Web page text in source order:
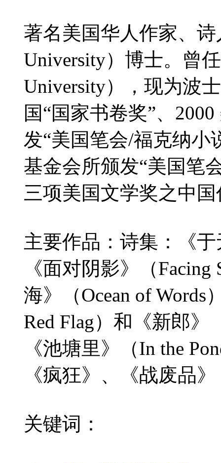
著名美国华人作家、
University）博士。曾
University），现为波
国“国家书卷奖”、2000
发“美国笔会/福克纳小
基金会所颁发“美国笔
三项美国文学奖之中
主要作品：诗集：《于
《面对阴影》（Facing
海》（Ocean of Words
Red Flag）和《新郎》
《池塘里》（In the
《疯狂》、《战废品》
关键词：